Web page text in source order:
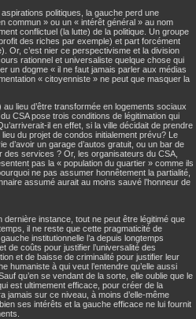
politiques, la gauche perd une
commun » ou un « intérêt général » au nom
conflictuel (la lutte) de la politique. Un groupe
des riches par exemple) et part forcément
Or, c’est nier ce perspectivisme et la division
rationnel et universaliste quelque chose qui
un dogme « il ne faut jamais parler aux médias
« citoyenniste » ne peut que masquer la
lieu d’être transformée en logements sociaux
CSA pose trois conditions de légitimation qui
il en effet, si la ville décidait de prendre
du projet de condos initialement prévu? Le
d’avoir un garage d’autos gratuit, ou un bar de
des services ? Or, les organisateurs du CSA,
pas la « population du quartier » comme ils
ne pas assumer honnêtement la partialité,
assumé aurait au moins sauvé l’honneur de
dernière instance, tout ne peut être légitimé que
il ne reste que cette pragmaticité de
institutionnelle l’a depuis longtemps
de coûts pour justifier l’universalité des
et de baisse de criminalité pour justifier leur
à qui veut l’entendre qu’elle aussi
qu’en se vendant de la sorte, elle oublie que le
est ultimement efficace, pour créer de la
jamais sur ce niveau, à moins d’elle-même
ses intérêts et la gauche efficace ne lui fournit